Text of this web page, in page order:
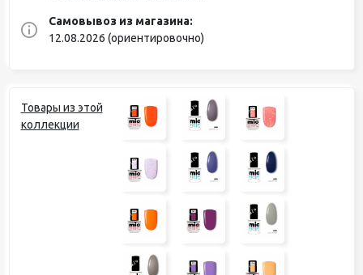
Самовывоз из магазина:
12.08.2026 (ориентировочно)
Товары из этой
коллекции